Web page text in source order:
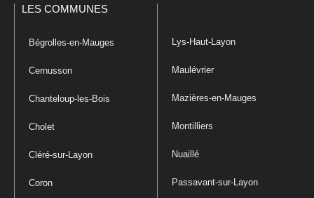
LES COMMUNES
Bégrolles-en-Mauges
Cernusson
Chanteloup-les-Bois
Cholet
Cléré-sur-Layon
Coron
Lys-Haut-Layon
Maulévrier
Mazières-en-Mauges
Montilliers
Nuaillé
Passavant-sur-Layon